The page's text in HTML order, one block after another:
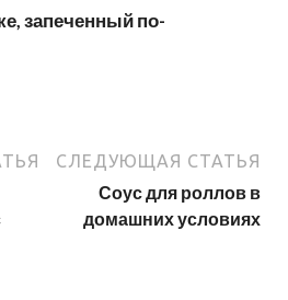
запеченный по-
СЛЕДУЮЩАЯ СТАТЬЯ
Соус для роллов в
домашних условиях